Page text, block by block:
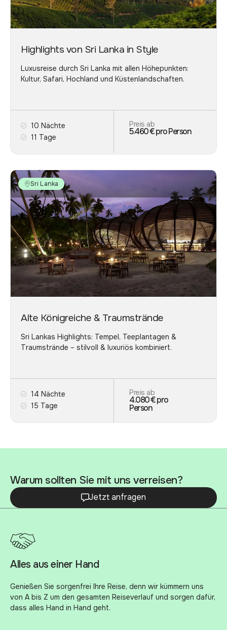
Highlights von Sri Lanka in Style
Luxusreise durch Sri Lanka mit allen Höhepunkten:
Kultur, Safari, Hochland und Küstenlandschaften.
10 Nächte
11 Tage
Preis ab
5.460 € pro Person
Sri Lanka
Alte Königreiche & Traumstrände
Sri Lankas Highlights: Tempel, Teeplantagen &
Traumstrände – stilvoll & luxuriös kombiniert.
14 Nächte
15 Tage
Preis ab
4.080 € pro
Person
Warum sollten Sie mit uns verreisen?
Jetzt anfragen
Alles aus einer Hand
Genießen Sie sorgenfrei Ihre Reise, denn wir kümmern uns
von A bis Z um den gesamten Reiseverlauf und sorgen dafür,
dass alles Hand in Hand geht.